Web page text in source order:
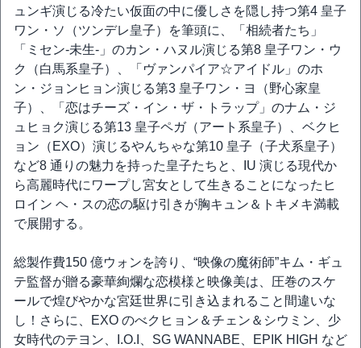
ュンギ演じる冷たい仮面の中に優しさを隠し持つ第4 皇子
ワン・ソ（ツンデレ皇子）を筆頭に、「相続者たち」
「ミセン-未生-」のカン・ハヌル演じる第8 皇子ワン・ウ
ク（白馬系皇子）、「ヴァンパイア☆アイドル」のホ
ン・ジョンヒョン演じる第3 皇子ワン・ヨ（野心家皇
子）、「恋はチーズ・イン・ザ・トラップ」のナム・ジ
ュヒョク演じる第13 皇子ペガ（アート系皇子）、ベクヒ
ョン（EXO）演じるやんちゃな第10 皇子（子犬系皇子）
など8 通りの魅力を持った皇子たちと、IU 演じる現代か
ら高麗時代にワープし宮女として生きることになったヒ
ロイン ヘ・スの恋の駆け引きが胸キュン＆トキメキ満載
で展開する。
総製作費150 億ウォンを誇り、“映像の魔術師”キム・ギュ
テ監督が贈る豪華絢爛な恋模様と映像美は、圧巻のスケ
ールで煌びやかな宮廷世界に引き込まれること間違いな
し！さらに、EXO のべクヒョン＆チェン＆シウミン、少
女時代のテヨン、I.O.I、SG WANNABE、EPIK HIGH など